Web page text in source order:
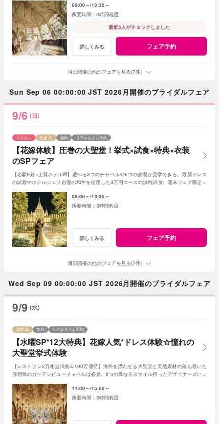
09:00～ 13:30～
3時間程度
最近5人がチェックしました
詳しくみる フェア予約
同日開催の他のフェアを見る(7件)
Sun Sep 06 00:00:00 JST 2026月開催のブライダルフェア
9/6 (日)
【花嫁体験】圧巻の大聖堂！挙式×試食×特典×衣装
のSPフェア
イチオシ 残席 無料 リアルタイム予約
【名駅8分×上質ホテルW】選べる3つのチャペルや6つの会場が見学できる。最新ドレス
の試着やホテルシェフ自慢の和牛を使用した3万円コースの無料試食。週末フェア限定ド
09:00～ 13:30～
3時間程度
詳しくみる フェア予約
同日開催の他のフェアを見る(7件)
Wed Sep 09 00:00:00 JST 2026月開催のブライダルフェア
9/9 (水)
【水曜SP*12大特典】花嫁人気*ドレス体験☆憧れの
大聖堂挙式体験
残席 無料 リアルタイム予約
【レストラン2万相当試食＆100万優待】海外を漂わせる大聖堂と天然素材の落ち着いた
雰囲気のガーデンビューチャペルは必見。6つの異なるスタイル持ったデザイナーズバン
11:00～ 15:00～
3時間程度